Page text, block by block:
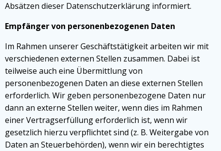
Absätzen dieser Datenschutzerklärung informiert.
Empfänger von personenbezogenen Daten
Im Rahmen unserer Geschäftstätigkeit arbeiten wir mit
verschiedenen externen Stellen zusammen. Dabei ist
teilweise auch eine Übermittlung von
personenbezogenen Daten an diese externen Stellen
erforderlich. Wir geben personenbezogene Daten nur
dann an externe Stellen weiter, wenn dies im Rahmen
einer Vertragserfüllung erforderlich ist, wenn wir
gesetzlich hierzu verpflichtet sind (z. B. Weitergabe von
Daten an Steuerbehörden), wenn wir ein berechtigtes